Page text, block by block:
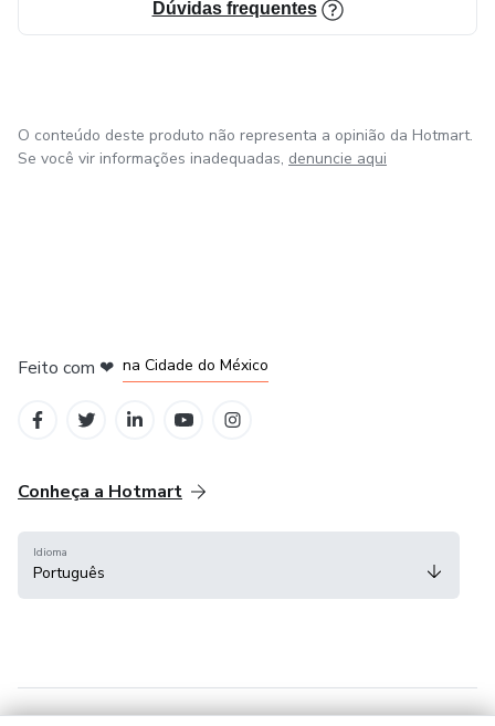
Dúvidas frequentes
O conteúdo deste produto não representa a opinião da Hotmart.
Se você vir informações inadequadas, denuncie aqui
Feito com ❤ na Cidade do México
Conheça a Hotmart
Idioma
Português